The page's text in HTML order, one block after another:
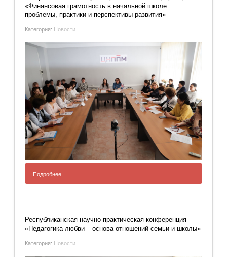
«Финансовая грамотность в начальной школе:
проблемы, практики и перспективы развития»
Категория: Новости
Подробнее
Республиканская научно-практическая конференция
«Педагогика любви – основа отношений семьи и школы»
Категория: Новости